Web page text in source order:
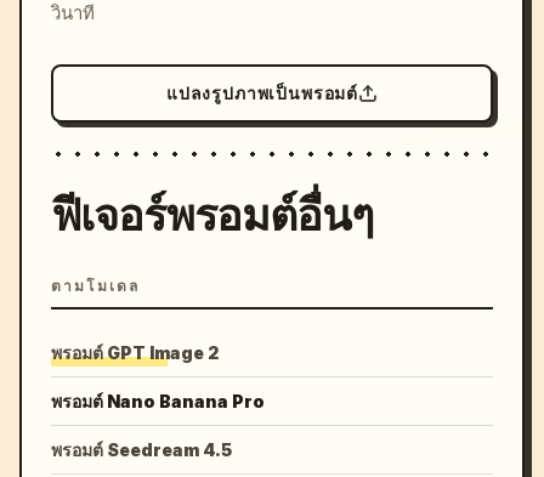
วินาที
แปลงรูปภาพเป็นพรอมต์
ฟีเจอร์พรอมต์อื่นๆ
ตามโมเดล
พรอมต์ GPT Image 2
พรอมต์ Nano Banana Pro
พรอมต์ Seedream 4.5